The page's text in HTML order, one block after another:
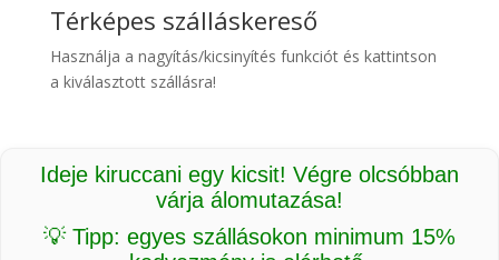
Térképes szálláskereső
Használja a nagyítás/kicsinyítés funkciót és kattintson
a kiválasztott szállásra!
Ideje kiruccani egy kicsit! Végre olcsóbban
várja álomutazása!
💡 Tipp: egyes szállásokon minimum 15%